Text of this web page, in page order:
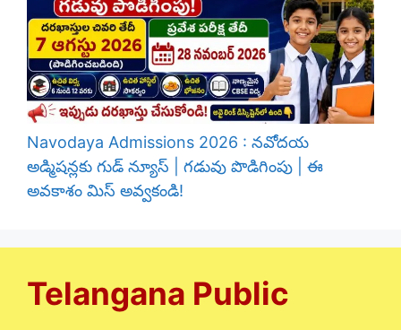
Navodaya Admissions 2026 : నవోదయ
అడ్మిషన్లకు గుడ్ న్యూస్ | గడువు పొడిగింపు | ఈ
అవకాశం మిస్ అవ్వకండి!
Telangana Public